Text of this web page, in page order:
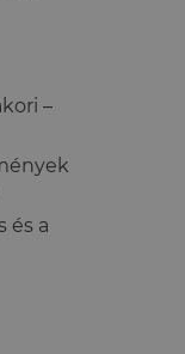
–
és a